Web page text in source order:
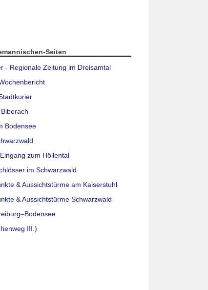
Seiten
- Regionale Zeitung im Dreisamtal
Bodensee
zum Höllental
im Schwarzwald
& Aussichtstürme am Kaiserstuhl
& Aussichtstürme Schwarzwald
III.)